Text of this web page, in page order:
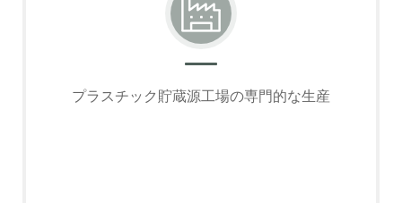
プラスチック貯蔵源工場の専門的な生産